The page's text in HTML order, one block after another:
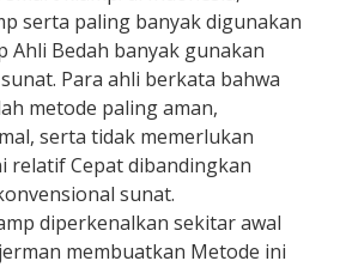
serta paling banyak digunakan
Ahli Bedah banyak gunakan
Para ahli berkata bahwa
metode paling aman,
serta tidak memerlukan
relatif Cepat dibandingkan
sunat.
diperkenalkan sekitar awal
membuatkan Metode ini